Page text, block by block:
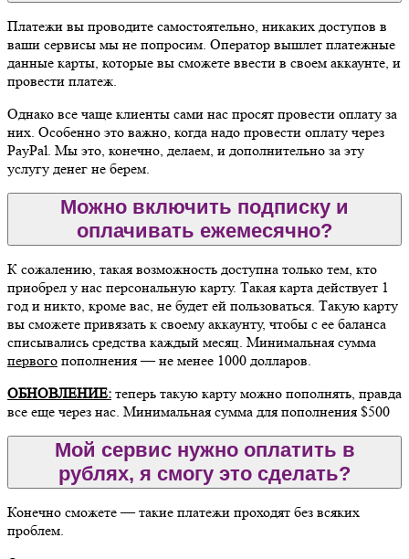
Платежи вы проводите самостоятельно, никаких доступов в
ваши сервисы мы не попросим. Оператор вышлет платежные
данные карты, которые вы сможете ввести в своем аккаунте, и
провести платеж.
Однако все чаще клиенты сами нас просят провести оплату за
них. Особенно это важно, когда надо провести оплату через
PayPal. Мы это, конечно, делаем, и дополнительно за эту
услугу денег не берем.
Можно включить подписку и
оплачивать ежемесячно?
К сожалению, такая возможность доступна только тем, кто
приобрел у нас персональную карту. Такая карта действует 1
год и никто, кроме вас, не будет ей пользоваться. Такую карту
вы сможете привязать к своему аккаунту, чтобы с ее баланса
списывались средства каждый месяц. Минимальная сумма
первого пополнения — не менее 1000 долларов.
ОБНОВЛЕНИЕ: теперь такую карту можно пополнять, правда
все еще через нас. Минимальная сумма для пополнения $500
Мой сервис нужно оплатить в
рублях, я смогу это сделать?
Конечно сможете — такие платежи проходят без всяких
проблем.